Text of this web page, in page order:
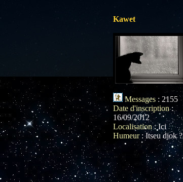
Kawet
Messages : 2155
Date d'inscription:
16/09/2012
Localisation:Ici
Humeur:Itseu djok ?